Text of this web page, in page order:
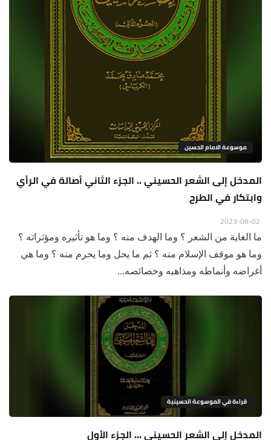
موسوعة الامام الحسين
المدخل إلى الشعر الحسيني .. الجزء الثاني أصالة في الرأي
وابتكار في الطرح
ما الغاية من الشعر ؟ وما الهدف منه ؟ وما هو تأثيره ومؤثراته ؟
وما هو موقف الإسلام منه ؟ ثم ما يحل وما يحرم منه ؟ وما هي
أغراضه وأنماطه ومذاهبه وخصائصه...
قراءة في الموسوعة الحسينية
المدخل إلى الشعر الحسيني ... الجزء الأول